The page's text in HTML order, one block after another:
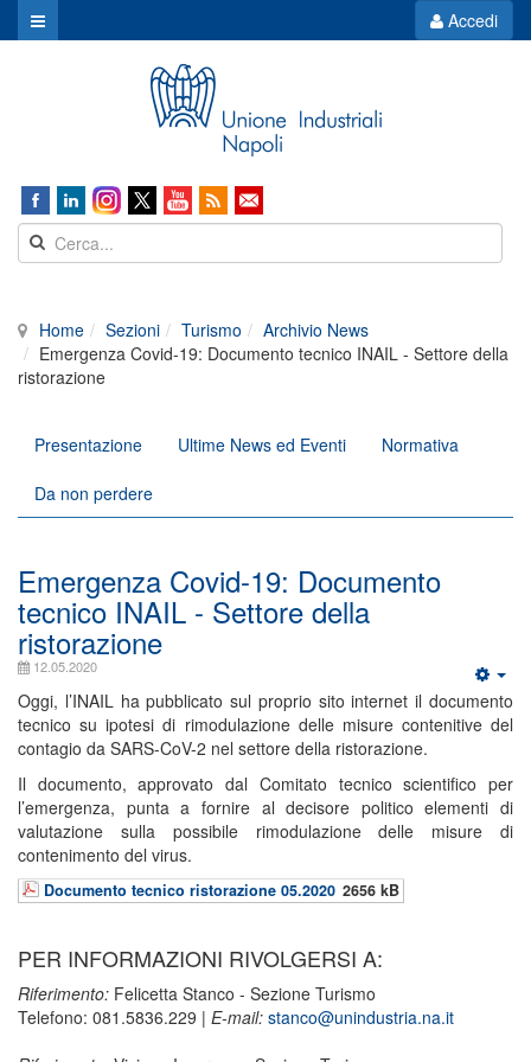
Accedi
Home Sezioni Turismo
Archivio News
Emergenza Covid-19: Documento tecnico INAIL - Settore della
ristorazione
Presentazione Ultime News ed Eventi Normativa
Da non perdere
Emergenza Covid-19: Documento
tecnico INAIL - Settore della
ristorazione
12.05.2020
Oggi, l’INAIL ha pubblicato sul proprio sito internet il documento
tecnico su ipotesi di rimodulazione delle misure contenitive del
contagio da SARS-CoV-2 nel settore della ristorazione.
Il documento, approvato dal Comitato tecnico scientifico per
l’emergenza, punta a fornire al decisore politico elementi di
valutazione sulla possibile rimodulazione delle misure di
contenimento del virus.
Documento tecnico ristorazione 05.2020 2656 kB
PER INFORMAZIONI RIVOLGERSI A:
Riferimento: Felicetta Stanco - Sezione Turismo
Telefono: 081.5836.229 | E-mail: stanco@unindustria.na.it